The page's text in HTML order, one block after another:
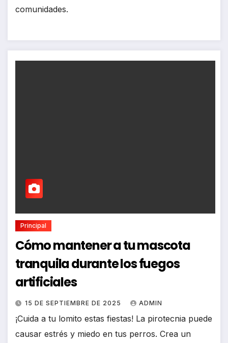
comunidades.
Principal
Cómo mantener a tu mascota
tranquila durante los fuegos
artificiales
15 DE SEPTIEMBRE DE 2025 ADMIN
¡Cuida a tu lomito estas fiestas! La pirotecnia puede
causar estrés y miedo en tus perros. Crea un